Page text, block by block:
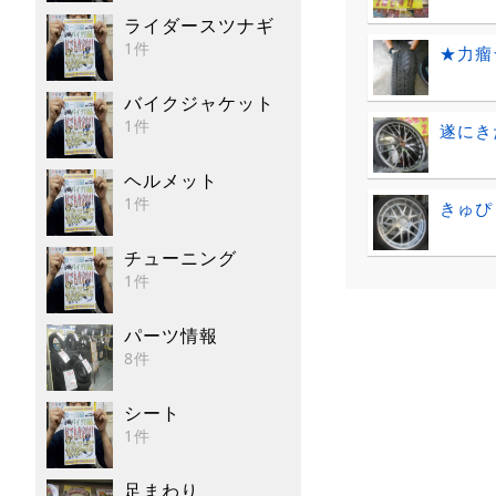
ライダースツナギ
1件
バイクジャケット
1件
ヘルメット
1件
チューニング
1件
パーツ情報
8件
シート
1件
足まわり
★力
遂にき
きゅ